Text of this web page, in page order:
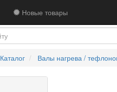
Новые товары
Каталог Валы нагрева /